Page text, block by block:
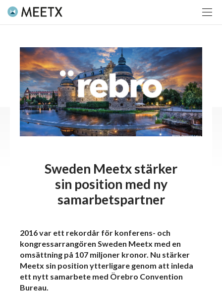
Sweden Meetx stärker
sin position med ny
samarbetspartner
2016 var ett rekordår för konferens- och
kongressarrangören Sweden Meetx med en
omsättning på 107 miljoner kronor. Nu stärker
Meetx sin position ytterligare genom att inleda
ett nytt samarbete med Örebro Convention
Bureau.